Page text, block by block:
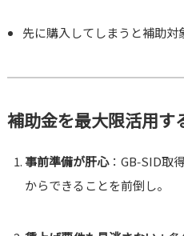
先に購入してしまうと補助対
補助金を最大限活用す
事前準備が肝心：GB‑SID取
からできることを前倒し。